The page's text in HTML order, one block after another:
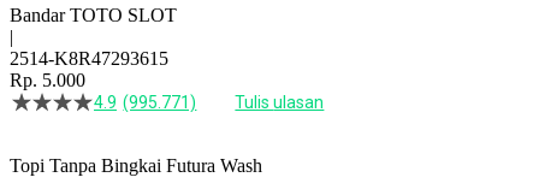
Bandar TOTO SLOT
|
2514-K8R47293615
Rp. 5.000
4.5
bintang,
4.9 (995.771) Tulis ulasan
Topi Tanpa Bingkai Futura Wash